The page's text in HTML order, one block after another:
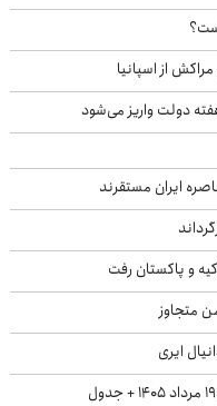
از اسپانیا
دولت واریز می‌شود
و پاکستان رفت
ایری